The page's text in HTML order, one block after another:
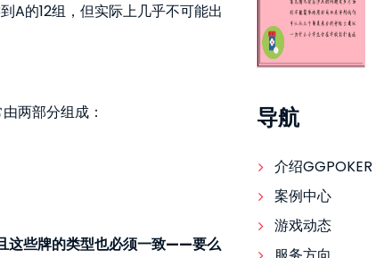
的12组，但实际上几乎不可能出
两部分组成：
这些牌的类型也必须一致——要么
导航
介绍GGPOKER
案例中心
游戏动态